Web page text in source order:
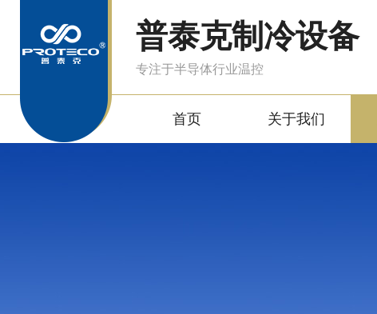
普泰克制冷设备
专注于半导体行业温控
首页 关于我们